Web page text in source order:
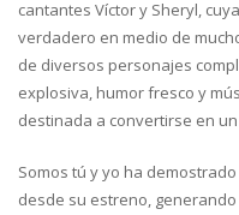
cantantes Víctor y Sheryl,
verdadero en medio de
de diversos personajes
explosiva, humor fresco y
destinada a convertirse en
Somos tú y yo ha
desde su estreno,